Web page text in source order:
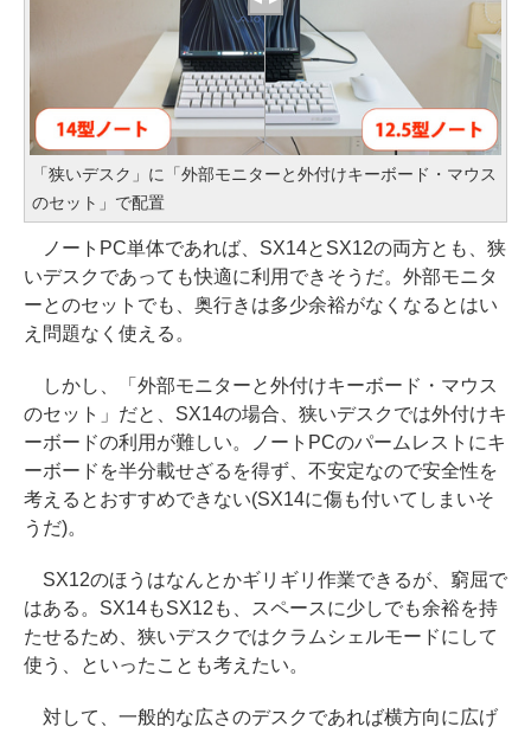
「狭いデスク」に「外部モニターと外付けキーボード・マウス
のセット」で配置
ノートPC単体であれば、SX14とSX12の両方とも、狭
いデスクであっても快適に利用できそうだ。外部モニタ
ーとのセットでも、奥行きは多少余裕がなくなるとはい
え問題なく使える。
しかし、「外部モニターと外付けキーボード・マウス
のセット」だと、SX14の場合、狭いデスクでは外付けキ
ーボードの利用が難しい。ノートPCのパームレストにキ
ーボードを半分載せざるを得ず、不安定なので安全性を
考えるとおすすめできない(SX14に傷も付いてしまいそ
うだ)。
SX12のほうはなんとかギリギリ作業できるが、窮屈で
はある。SX14もSX12も、スペースに少しでも余裕を持
たせるため、狭いデスクではクラムシェルモードにして
使う、といったことも考えたい。
対して、一般的な広さのデスクであれば横方向に広げ